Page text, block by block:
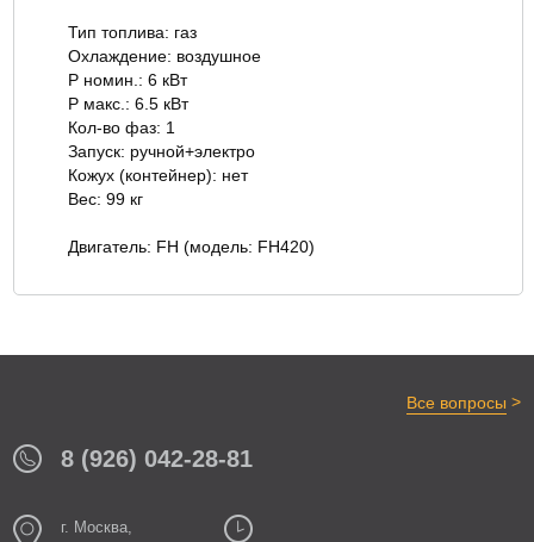
Тип топлива: газ
Охлаждение: воздушное
P номин.: 6 кВт
P макс.: 6.5 кВт
Кол-во фаз: 1
Запуск: ручной+электро
Кожух (контейнер): нет
Вес: 99 кг
Двигатель: FH (модель: FH420)
Все вопросы >
8 (926) 042-28-81
г. Москва,